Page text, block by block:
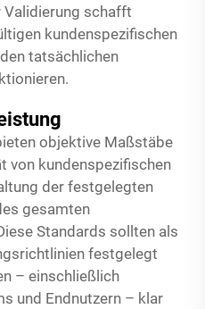
schafft
kundenspezifischen
tatsächlichen
objektive Maßstäbe
von kundenspezifischen
der festgelegten
gesamten
Standards sollten als
festgelegt
– einschließlich
und Endnutzern – klar